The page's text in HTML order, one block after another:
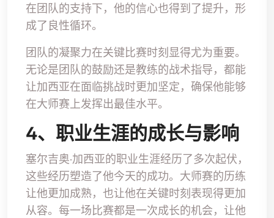
在团队的支持下，他的信心也得到了提升，形
成了良性循环。
团队的凝聚力在关键比赛时刻显得尤为重要。
无论是团队的鼓励还是教练的战术指导，都能
让加西亚在面临挑战时更加坚定，确保他能够
在大师赛上发挥出最佳水平。
4、职业生涯的成长与影响
塞尔吉奥·加西亚的职业生涯经历了多次起伏，
这些经历塑造了他今天的成功。大师赛的历练
让他更加成熟，也让他在关键时刻表现得更加
从容。每一场比赛都是一次成长的机会，让他